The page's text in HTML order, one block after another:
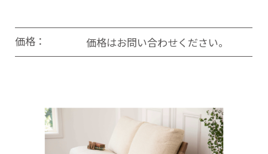
価格： 価格はお問い合わせください。